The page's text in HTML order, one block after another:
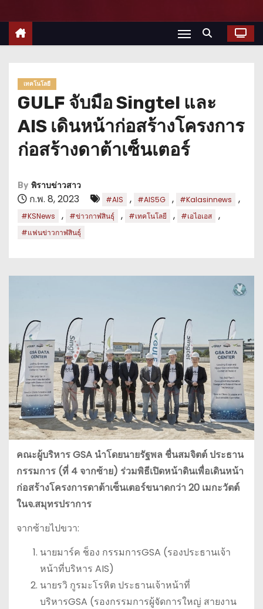
เทคโนโลยี
GULF จับมือ Singtel และ
AIS เดินหน้าก่อสร้างโครงการ
ก่อสร้างดาต้าเซ็นเตอร์
By พิราบข่าวสาว
ก.พ. 8, 2023 #AIS , #AIS5G , #Kalasinnews ,
#KSNews , #ข่าวกาฬสินธุ์ , #เทคโนโลยี , #เอไอเอส ,
#แฟนข่าวกาฬสินธุ์
คณะผู้บริหาร GSA นำโดยนายรัฐพล ชื่นสมจิตต์ ประธาน
กรรมการ (ที่ 4 จากซ้าย) ร่วมพิธีเปิดหน้าดินเพื่อเดินหน้า
ก่อสร้างโครงการดาต้าเซ็นเตอร์ขนาดกว่า 20 เมกะวัตต์
ในจ.สมุทรปราการ
จากซ้ายไปขวา:
นายมาร์ค ช็อง กรรมการGSA (รองประธานเจ้า
หน้าที่บริหาร AIS)
นายรวิ กูรมะโรหิต ประธานเจ้าหน้าที่
บริหารGSA (รองกรรมการผู้จัดการใหญ่ สายงาน